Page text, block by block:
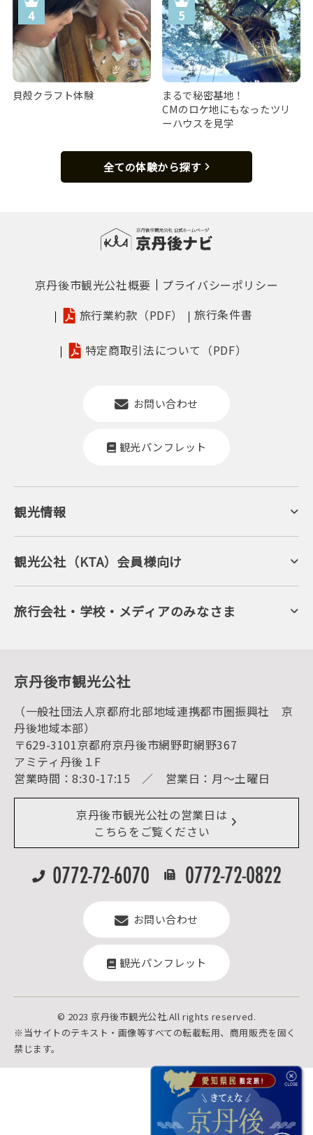
貝殻クラフト体験
まるで秘密基地！
CMのロケ地にもなったツリ
ーハウスを見学
全ての体験から探す
京丹後市観光公社概要
プライバシーポリシー
旅行業約款（PDF）
旅行条件書
特定商取引法について（PDF）
お問い合わせ
観光パンフレット
観光情報
京丹後について
ジオパークの絶景
キャンプ・グランピング
自然景観
旬の食
フルーツ
美術館・資料館
観光
海水浴
キャンプ
お宿探し
宿泊・日帰り予約（空室検索）
予約照会・予約キャンセル
宿泊施設一覧（お宿比較ページ）
アクセス
お知らせ
イベント情報
デジタル観光パンフレット
リアルタイム道路情報
よくある質問
観光公社（KTA）会員様向け
KTA会員コミュニティ
会員向けサービス
KTAニュースレター
会員加入・会員情報（会員規程）
旅行会社・学校・メディアのみなさま
プレスリリース
京丹後市観光公社
（一般社団法人京都府北部地域連携都市圏振興社 京
丹後地域本部）
〒629-3101京都府京丹後市網野町網野367
アミティ丹後１F
営業時間：8:30-17:15 ／ 営業日：月～土曜日
京丹後市観光公社の営業日は
こちらをご覧ください
お問い合わせ
観光パンフレット
© 2023 京丹後市観光公社.All rights reserved.
※当サイトのテキスト・画像等すべての転載転用、商用販売を固く
禁じます。